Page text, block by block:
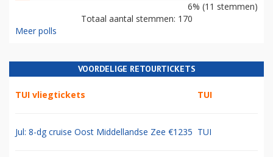
6% (11 stemmen)
Totaal aantal stemmen: 170
Meer polls
VOORDELIGE RETOURTICKETS
TUI vliegtickets TUI
Jul: 8-dg cruise Oost Middellandse Zee €1235 TUI